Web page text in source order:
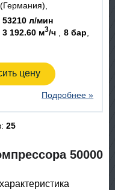
(Германия)
53210 л/мин
3 192.60 м3/ч
8 бар
цену
Подробнее »
25
50000